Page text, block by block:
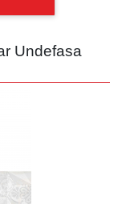
Undefasa